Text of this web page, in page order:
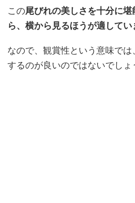
この尾びれの美しさを十分に
ら、横から見るほうが適してい
なので、観賞性という意味で
するのが良いのではないでしょ